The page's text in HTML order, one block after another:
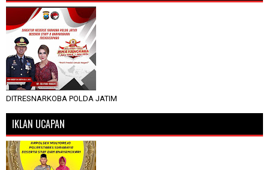
DITRESNARKOBA POLDA JATIM
IKLAN UCAPAN